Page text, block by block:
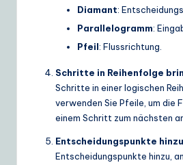
Diamant:
Parallelogramm:
Pfeil: Flussrichtung.
Schritte in Reihenfolge
Schritte in einer logischen
verwenden Sie Pfeile, um die
einem Schritt zum nächsten
Entscheidungspunkte
Entscheidungspunkte hinzu,